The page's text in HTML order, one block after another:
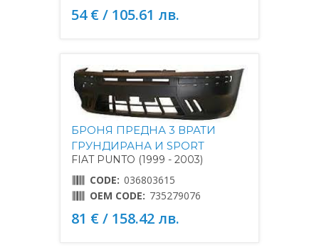
54 € / 105.61 лв.
БРОНЯ ПРЕДНА 3 ВРАТИ
ГРУНДИРАНА И SPORT
FIAT PUNTO (1999 - 2003)
CODE: 036803615
OEM CODE: 735279076
81 € / 158.42 лв.